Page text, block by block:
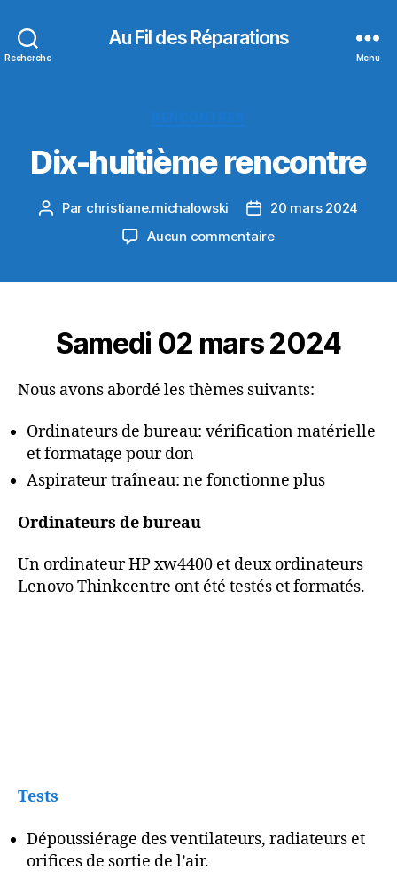
Recherche
Au Fil des Réparations
Menu
Dix-huitième rencontre
Auteur
Par christiane.michalowski
Date
de
20 mars 2024
Aucun commentairesur
Samedi 02 mars 2024
Nous avons abordé les thèmes suivants:
Ordinateurs de bureau: vérification matérielle
et formatage pour don
Aspirateur traîneau: ne fonctionne plus
Ordinateurs de bureau
Un ordinateur HP xw4400 et deux ordinateurs
Lenovo Thinkcentre ont été testés et formatés.
Tests
Dépoussiérage des ventilateurs, radiateurs et
orifices de sortie de l’air.